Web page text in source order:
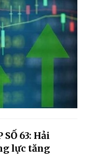
63: Hải
lực tăng